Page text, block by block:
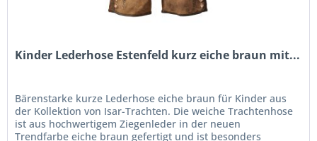
Kinder Lederhose Estenfeld kurz eiche braun mit...
Bärenstarke kurze Lederhose eiche braun für Kinder aus
der Kollektion von Isar-Trachten. Die weiche Trachtenhose
ist aus hochwertigem Ziegenleder in der neuen
Trendfarbe eiche braun gefertigt und ist besonders